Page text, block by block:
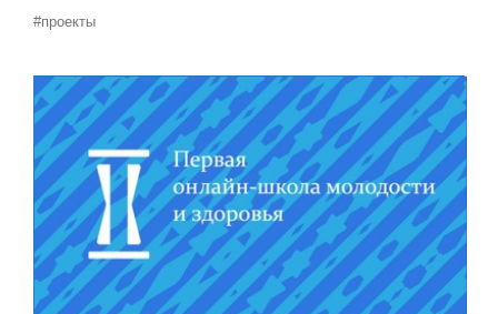
#проекты